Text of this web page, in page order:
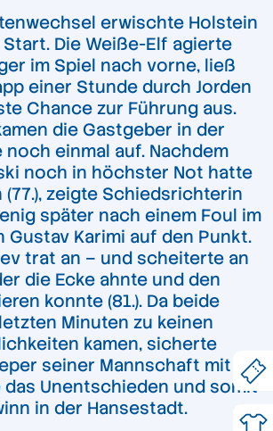
erwischte Holstein
Die Weiße-Elf agierte
im Spiel nach vorne, ließ
einer Stunde durch Jorden
Chance zur Führung aus.
die Gastgeber in der
einmal auf. Nachdem
noch in höchster Not hatte
zeigte Schiedsrichterin
später nach einem Foul im
Gustav Karimi auf den Punkt.
trat an – und scheiterte an
die Ecke ahnte und den
konnte (81.). Da beide
Minuten zu keinen
kamen, sicherte
seiner Mannschaft mit
das Unentschieden und somit
in der Hansestadt.